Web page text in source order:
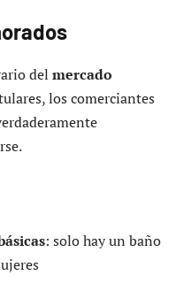
del mercado
los comerciantes
: solo hay un baño